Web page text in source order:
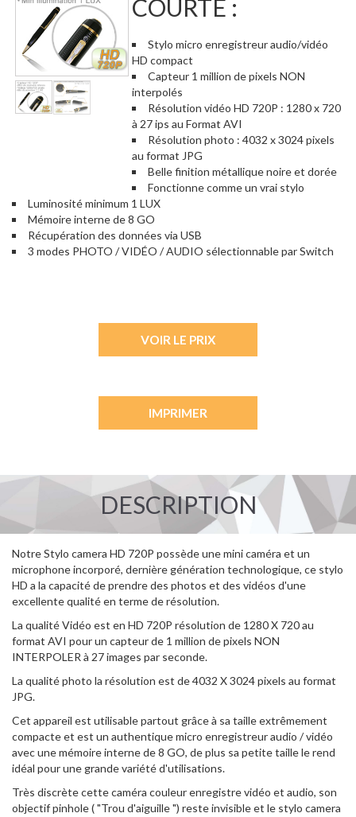
COURTE :
Stylo micro enregistreur audio/vidéo
HD compact
Capteur 1 million de pixels NON
interpolés
Résolution vidéo HD 720P : 1280 x 720
à 27 ips au Format AVI
Résolution photo : 4032 x 3024 pixels
au format JPG
Belle finition métallique noire et dorée
Fonctionne comme un vrai stylo
Luminosité minimum 1 LUX
Mémoire interne de 8 GO
Récupération des données via USB
3 modes PHOTO / VIDÉO / AUDIO sélectionnable par Switch
VOIR LE PRIX
IMPRIMER
DESCRIPTION
Notre Stylo camera HD 720P possède une mini caméra et un
microphone incorporé, dernière génération technologique, ce stylo
HD a la capacité de prendre des photos et des vidéos d'une
excellente qualité en terme de résolution.
La qualité Vidéo est en HD 720P résolution de 1280 X 720 au
format AVI pour un capteur de 1 million de pixels NON
INTERPOLER à 27 images par seconde.
La qualité photo la résolution est de 4032 X 3024 pixels au format
JPG.
Cet appareil est utilisable partout grâce à sa taille extrêmement
compacte et est un authentique micro enregistreur audio / vidéo
avec une mémoire interne de 8 GO, de plus sa petite taille le rend
idéal pour une grande variété d'utilisations.
Très discrète cette caméra couleur enregistre vidéo et audio, son
objectif pinhole ( "Trou d'aiguille ") reste invisible et le stylo camera